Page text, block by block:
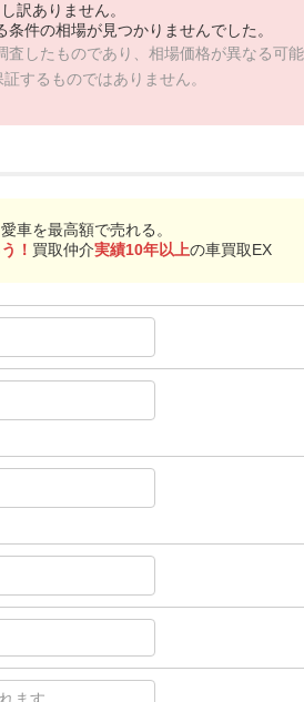
訳ありません。
件の相場が見つかりませんでした。
したものであり、相場価格が異なる可
するものではありません。
車を最高額で売れる。
！ 買取仲介実績10年以上の車買取EX